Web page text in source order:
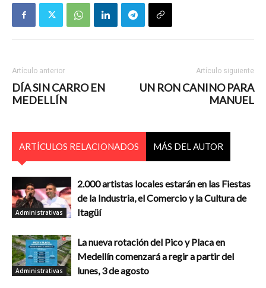
Artículo anterior
DÍA SIN CARRO EN
MEDELLÍN
Artículo siguiente
UN RON CANINO PARA
MANUEL
ARTÍCULOS RELACIONADOS MÁS DEL AUTOR
Administrativas
2.000 artistas locales estarán en las Fiestas
de la Industria, el Comercio y la Cultura de
Itagüí
Administrativas
La nueva rotación del Pico y Placa en
Medellín comenzará a regir a partir del
lunes, 3 de agosto